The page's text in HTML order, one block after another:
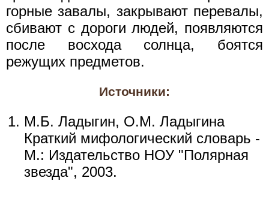
горные завалы, закрывают перевалы,
сбивают с дороги людей, появляются
после восхода солнца, боятся
режущих предметов.
Источники:
М.Б. Ладыгин, О.М. Ладыгина
Краткий мифологический словарь -
М.: Издательство НОУ "Полярная
звезда", 2003.